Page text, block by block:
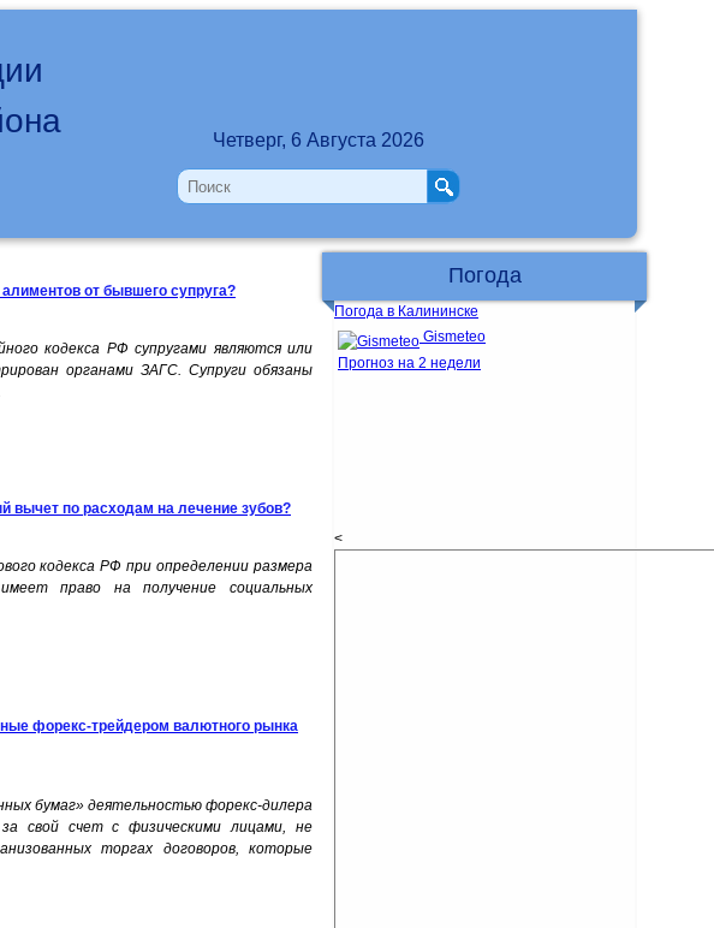
Четверг, 6 Августа 2026
от бывшего супруга?
кодекса РФ супругами являются или
органами ЗАГС. Супруги обязаны
вычет по расходам на лечение зубов?
кодекса РФ при определении размера
право на получение социальных
форекс-трейдером валютного рынка
бумаг» деятельностью форекс-дилера
свой счет с физическими лицами, не
торгах договоров, которые
Погода
Погода в Калининске
Gismeteo
Прогноз на 2 недели
<